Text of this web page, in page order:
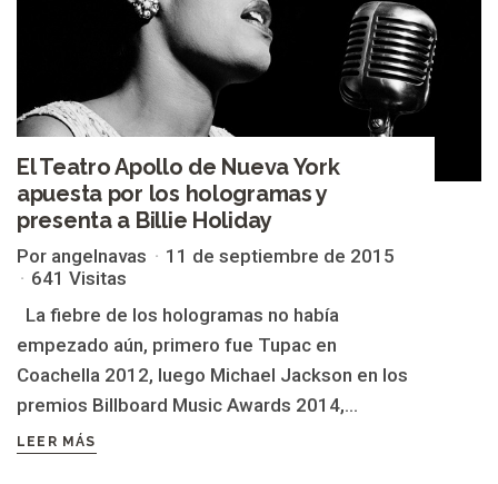
El Teatro Apollo de Nueva York
apuesta por los hologramas y
presenta a Billie Holiday
Por angelnavas
11 de septiembre de 2015
641 Visitas
La fiebre de los hologramas no había
empezado aún, primero fue Tupac en
Coachella 2012, luego Michael Jackson en los
premios Billboard Music Awards 2014,...
LEER MÁS